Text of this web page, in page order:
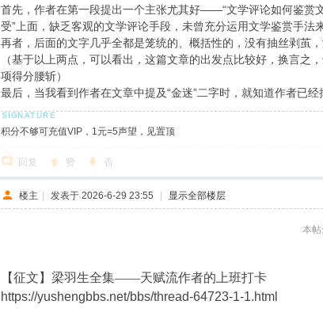
首先，作者在第一段提出一个主张尤其好——“文学评论如何鉴赏
受”上面，缺乏客观的文学评论手段，未曾充分运用文学鉴赏手法
再者，后面的文字几乎全都是笼统的、概括性的，没有抽丝剥茧
（基于以上两点，可以看出，这篇文章的出发点比较好，换言之
项得分腰斩）
最后，当我看到作者在文章中提及“金迷”二字时，就知道作者已
积分不够可充值VIP，1元=5声望，见置顶
回复 赞 否
楼主 | 发表于 2026-6-29 23:55 | 显示全部楼层
本
【征文】梁羽生全集——天赋流作者的上班打卡
https://yushengbbs.net/bbs/thread-64723-1-1.html